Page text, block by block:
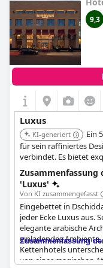
9,3
Luxus
KI-generiert
Ein
für sein raffiniertes
verbindet. Es bietet
Außenpool, ein
Luxusaufenthalt
Zusammenfassung
'Luxus'
Von KI zusammengefasst
Eingebettet in
jeder Ecke Luxus aus.
elegante arabische
einladendes
Kettenhotels
von einer magischen
Zusammenfassung